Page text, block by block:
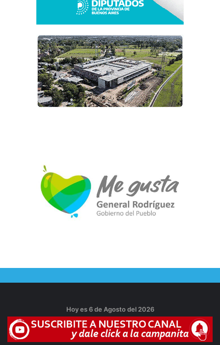
Hoy es 6 de Agosto del 2026